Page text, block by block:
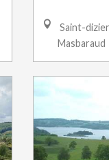
Saint-
Masbaraud